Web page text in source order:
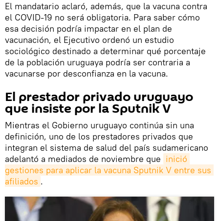
El mandatario aclaró, además, que la vacuna contra
el COVID-19 no será obligatoria. Para saber cómo
esa decisión podría impactar en el plan de
vacunación, el Ejecutivo ordenó un estudio
sociológico destinado a determinar qué porcentaje
de la población uruguaya podría ser contraria a
vacunarse por desconfianza en la vacuna.
El prestador privado uruguayo
que insiste por la Sputnik V
Mientras el Gobierno uruguayo continúa sin una
definición, uno de los prestadores privados que
integran el sistema de salud del país sudamericano
adelantó a mediados de noviembre que inició
gestiones para aplicar la vacuna Sputnik V entre sus
afiliados .